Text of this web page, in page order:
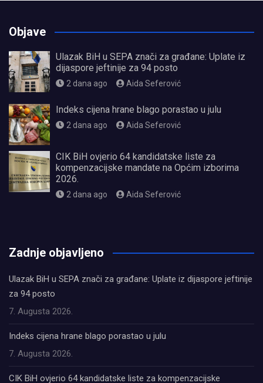
Objave
Ulazak BiH u SEPA znači za građane: Uplate iz
dijaspore jeftinije za 94 posto
2 dana ago Aida Seferović
Indeks cijena hrane blago porastao u julu
2 dana ago Aida Seferović
CIK BiH ovjerio 64 kandidatske liste za
kompenzacijske mandate na Općim izborima
2026.
2 dana ago Aida Seferović
Zadnje objavljeno
Ulazak BiH u SEPA znači za građane: Uplate iz dijaspore jeftinije
za 94 posto
7. Augusta 2026.
Indeks cijena hrane blago porastao u julu
7. Augusta 2026.
CIK BiH ovjerio 64 kandidatske liste za kompenzacijske